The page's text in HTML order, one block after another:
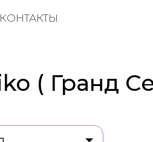
КОНТАКТЫ
( Гранд